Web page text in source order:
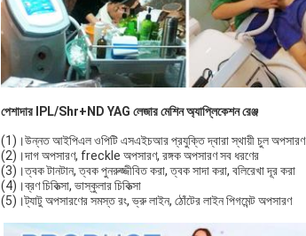
পেশাদার IPL/Shr+ND YAG লেজার মেশিন অ্যাপ্লিকেশন রেঞ্জ
(1)।উন্নত আইপিএল ওপিটি এসএইচআর প্রযুক্তি দ্বারা স্থায়ী চুল অপসারণ
(2)।দাগ অপসারণ, freckle অপসারণ, রঙ্গক অপসারণ সব ধরণের
(3)।ত্বক টানটান, ত্বক পুনরুজ্জীবিত করা, ত্বক সাদা করা, বলিরেখা দূর করা
(4)।ব্রণ চিকিত্সা, ভাস্কুলার চিকিত্সা
(5)।ট্যাটু অপসারণের সমস্ত রং, ভ্রু লাইন, ঠোঁটের লাইন পিগমেন্ট অপসারণ